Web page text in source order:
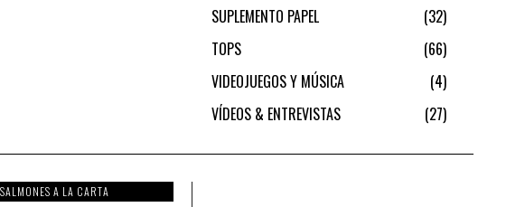
SUPLEMENTO PAPEL
32
TOPS
66
VIDEOJUEGOS Y MÚSICA
4
VÍDEOS & ENTREVISTAS
27
SALMONES A LA CARTA